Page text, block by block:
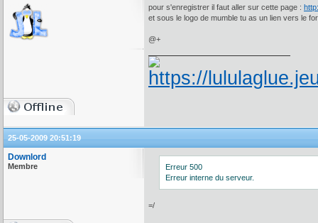
pour s'enregistrer il faut aller sur cette page :
et sous le logo de mumble tu as un lien vers le
@+
25-05-2009 20:51:19
Downlord
Membre
Erreur 500
Erreur interne du serveur.
=/